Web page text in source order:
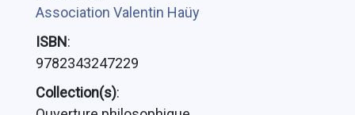
Association Valentin Haüy
ISBN:
9782343247229
Collection(s):